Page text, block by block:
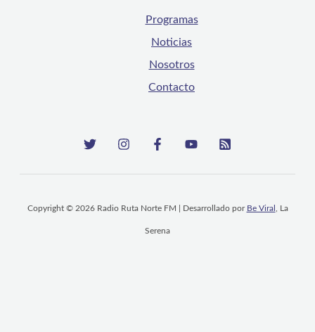
Programas
Noticias
Nosotros
Contacto
Copyright © 2026 Radio Ruta Norte FM | Desarrollado por Be Viral , La
Serena